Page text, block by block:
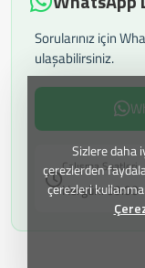
Sorularınız için
ulaşabilirsiniz.
Çalışma Saatleri:
Hergün:
Sizlere daha
çerezlerden
çerezleri